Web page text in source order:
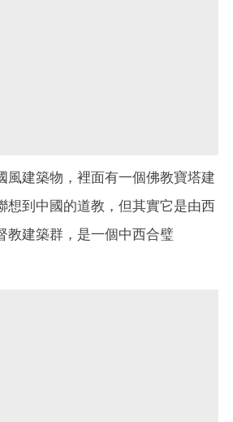
風建築物，裡面有一個佛教寶塔建
想到中國的道教，但其實它是由西
教建築群，是一個中西合璧